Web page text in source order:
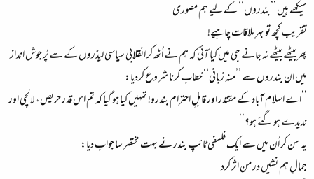
سیکھے ہیں ’’بندروں‘‘ کے لیے ہم مصوری
تقریب کچھ تو بہرِ ملاقات چاہیے!
پھر بیٹھے بیٹھے نہ جانے جی میں کیا آئی کہ ہم نے اُٹھ کر انقلابی سیاسی لیڈروں کے سے پُر جوش انداز
میں ان بندروں سے ’’منہ زبانی‘‘ خطاب کرنا شروع کردیا:
’’اے اسلام آباد کے مقتدر اور قابلِ احترام بندرو! تمہیں کیا ہو گیا کہ تم اس قدر حریص، لالچی اور
ندیدے ہو گئے ہو؟‘‘
یہ سن کر اُن میں سے ایک فلسفی ٹائپ بندر نے بہت مختصر سا جواب دیا:
جمالِ ہم نشیں در من اثر کرد